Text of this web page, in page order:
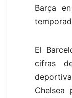
Barça
El
cifras
Chelsea